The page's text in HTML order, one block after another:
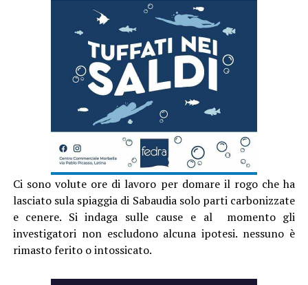
Ci sono volute ore di lavoro per domare il rogo che ha
lasciato sula spiaggia di Sabaudia solo parti carbonizzate
e cenere. Si indaga sulle cause e al momento gli
investigatori non escludono alcuna ipotesi. nessuno è
rimasto ferito o intossicato.